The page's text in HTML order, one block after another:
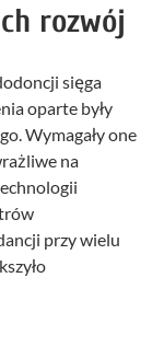
rozwój
sięga
oparte były
Wymagały one
na
przy wielu